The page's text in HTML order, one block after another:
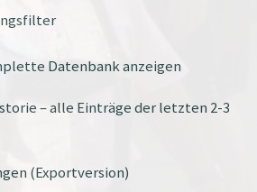
Datenbank anzeigen
– alle Einträge der letzten 2-3
(Exportversion)